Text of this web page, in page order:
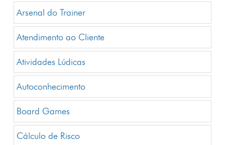
Arsenal do Trainer
Atendimento ao Cliente
Atividades Lúdicas
Autoconhecimento
Board Games
Cálculo de Risco